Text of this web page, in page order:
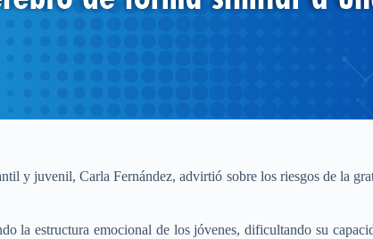
y juvenil, Carla Fernández, advirtió sobre los riesgos de la
la estructura emocional de los jóvenes, dificultando su